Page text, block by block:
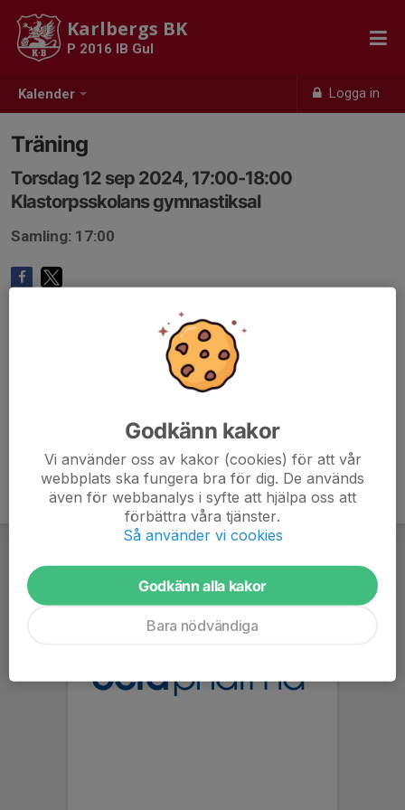
Kalender Logga in
Karlbergs BK
P 2016 IB Gul
Träning
Torsdag 12 sep 2024, 17:00-18:00
Klastorpsskolans gymnastiksal
Samling: 17:00
Godkänn kakor
Vi använder oss av kakor (cookies) för att vår
webbplats ska fungera bra för dig. De används
även för webbanalys i syfte att hjälpa oss att
förbättra våra tjänster.
Så använder vi cookies
Godkänn alla kakor
Bara nödvändiga